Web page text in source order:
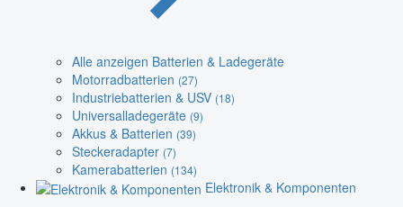
Alle anzeigen Batterien & Ladegeräte
Motorradbatterien (27)
Industriebatterien & USV (18)
Universalladegeräte (9)
Akkus & Batterien (39)
Steckeradapter (7)
Kamerabatterien (134)
Elektronik & Komponenten